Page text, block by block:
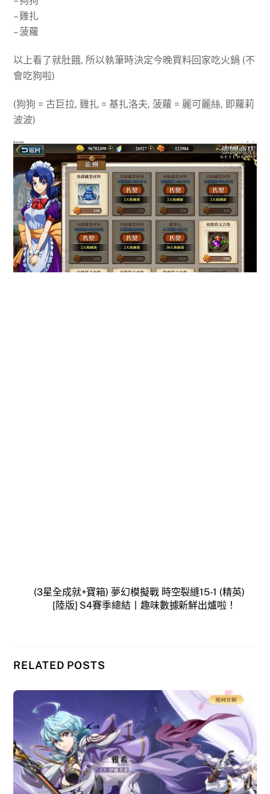
– 雞扎
– 菠蘿
以上看了就肚餓, 所以執筆時決定今晚買料回家吃火鍋 (不
會吃狗啦)
(狗狗 = 古巨拉, 雞扎 = 基扎洛夫, 菠蘿 = 麗可麗絲, 即蘿莉
波波)
(3星全成就+寶箱) 夢幻模擬戰 時空裂縫15-1 (精英)
[陸版] S4賽季總結丨趣味數據新鮮出爐啦！
RELATED POSTS